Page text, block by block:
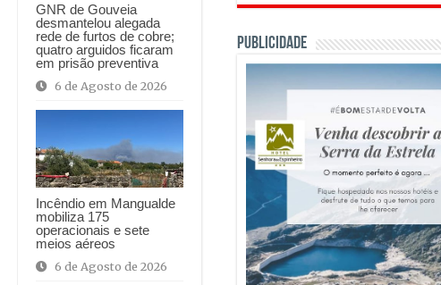
GNR de Gouveia
desmantelou alegada
rede de furtos de cobre;
quatro arguidos ficaram
em prisão preventiva
6 de Agosto de 2026
Incêndio em Mangualde
mobiliza 175
operacionais e sete
meios aéreos
6 de Agosto de 2026
PUBLICIDADE